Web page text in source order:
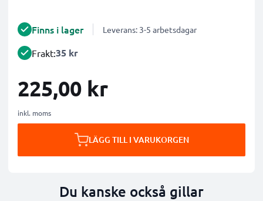
Finns i lager Leverans: 3-5 arbetsdagar
Frakt:35 kr
225,00 kr
inkl. moms
LÄGG TILL I VARUKORGEN
Du kanske också gillar